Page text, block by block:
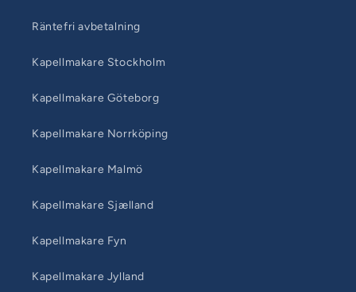
Räntefri avbetalning
Kapellmakare Stockholm
Kapellmakare Göteborg
Kapellmakare Norrköping
Kapellmakare Malmö
Kapellmakare Sjælland
Kapellmakare Fyn
Kapellmakare Jylland